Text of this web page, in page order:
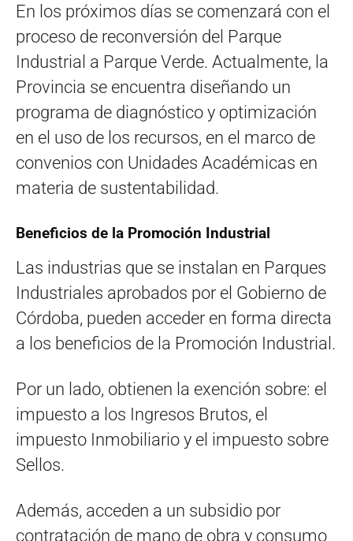
En los próximos días se comenzará con el
proceso de reconversión del Parque
Industrial a Parque Verde. Actualmente, la
Provincia se encuentra diseñando un
programa de diagnóstico y optimización
en el uso de los recursos, en el marco de
convenios con Unidades Académicas en
materia de sustentabilidad.
Beneficios de la Promoción Industrial
Las industrias que se instalan en Parques
Industriales aprobados por el Gobierno de
Córdoba, pueden acceder en forma directa
a los beneficios de la Promoción Industrial.
Por un lado, obtienen la exención sobre: el
impuesto a los Ingresos Brutos, el
impuesto Inmobiliario y el impuesto sobre
Sellos.
Además, acceden a un subsidio por
contratación de mano de obra y consumo